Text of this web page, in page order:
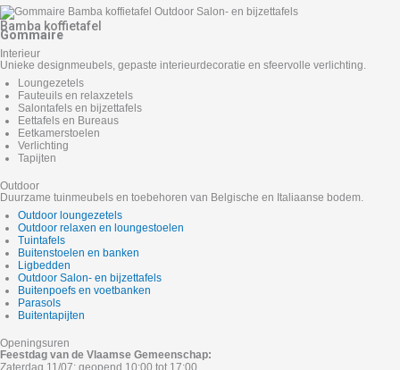
Bamba koffietafel
Gommaire
Interieur
Unieke designmeubels, gepaste interieurdecoratie en sfeervolle verlichting.
Loungezetels
Fauteuils en relaxzetels
Salontafels en bijzettafels
Eettafels en Bureaus
Eetkamerstoelen
Verlichting
Tapijten
Outdoor
Duurzame tuinmeubels en toebehoren van Belgische en Italiaanse bodem.
Outdoor loungezetels
Outdoor relaxen en loungestoelen
Tuintafels
Buitenstoelen en banken
Ligbedden
Outdoor Salon- en bijzettafels
Buitenpoefs en voetbanken
Parasols
Buitentapijten
Openingsuren
Feestdag van de Vlaamse Gemeenschap:
Zaterdag 11/07: geopend 10:00 tot 17:00